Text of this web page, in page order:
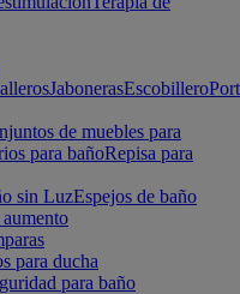
JabonerasEscobillero
de muebles para
para bañoRepisa para
sin LuzEspejos de baño
para ducha
para baño